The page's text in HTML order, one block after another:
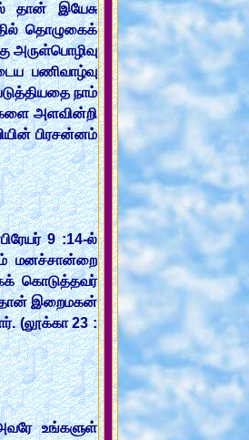
தான் இயேசு
தொழுகைக்
அருள்பொழிவு
பணிவாழ்வு
நாம்
அளவின்றி
பிரசன்னம்
9 :14-ல்
நம் மனச்சான்றை
கொடுத்தவர்
இறைமகன்
(லூக்கா 23 :
உங்களுள்